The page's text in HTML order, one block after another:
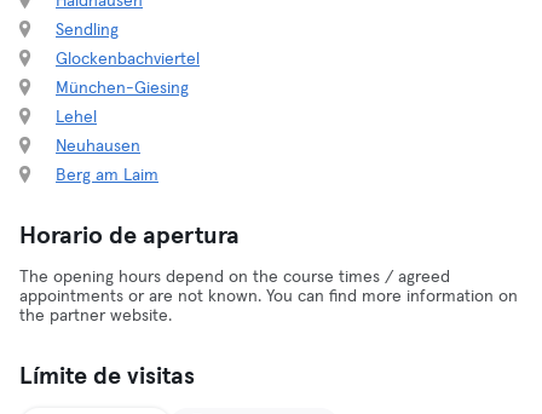
Sendling
Glockenbachviertel
München-Giesing
Lehel
Neuhausen
Berg am Laim
Horario de apertura
The opening hours depend on the course times / agreed
appointments or are not known. You can find more information on
the partner website.
Límite de visitas